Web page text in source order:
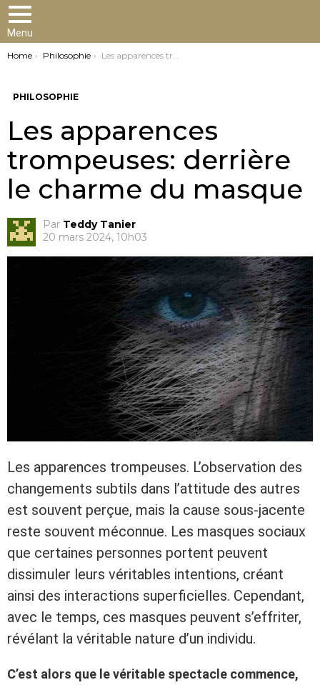
Menu
You are here:
Home Philosophie Les apparences trompeuses: derrière le charme du masque
PHILOSOPHIE
Les apparences
trompeuses: derrière
le charme du masque
Par Teddy Tanier
20 mars 2024, 10h03
Les apparences trompeuses. L’observation des
changements subtils dans l’attitude des autres
est souvent perçue, mais la cause sous-jacente
reste souvent méconnue. Les masques sociaux
que certaines personnes portent peuvent
dissimuler leurs véritables intentions, créant
ainsi des interactions superficielles. Cependant,
avec le temps, ces masques peuvent s’effriter,
révélant la véritable nature d’un individu.
C’est alors que le véritable spectacle commence,